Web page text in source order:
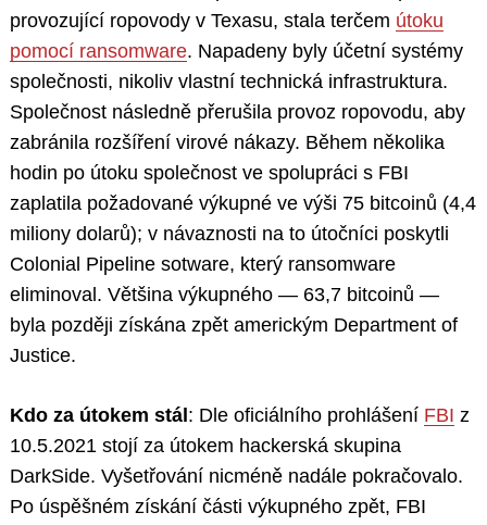
provozující ropovody v Texasu, stala terčem útoku
pomocí ransomware. Napadeny byly účetní systémy
společnosti, nikoliv vlastní technická infrastruktura.
Společnost následně přerušila provoz ropovodu, aby
zabránila rozšíření virové nákazy. Během několika
hodin po útoku společnost ve spolupráci s FBI
zaplatila požadované výkupné ve výši 75 bitcoinů (4,4
miliony dolarů); v návaznosti na to útočníci poskytli
Colonial Pipeline sotware, který ransomware
eliminoval. Většina výkupného — 63,7 bitcoinů —
byla později získána zpět americkým Department of
Justice.
Kdo za útokem stál : Dle oficiálního prohlášení FBI z
10.5.2021 stojí za útokem hackerská skupina
DarkSide. Vyšetřování nicméně nadále pokračovalo.
Po úspěšném získání části výkupného zpět, FBI